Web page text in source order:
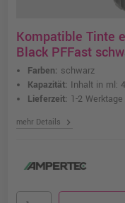
Kompatible Tinte
Black PFFast
Farben: schwarz
Kapazität: Inhalt in ml:
Lieferzeit: 1-2 Werktage
mehr Details chevron_right